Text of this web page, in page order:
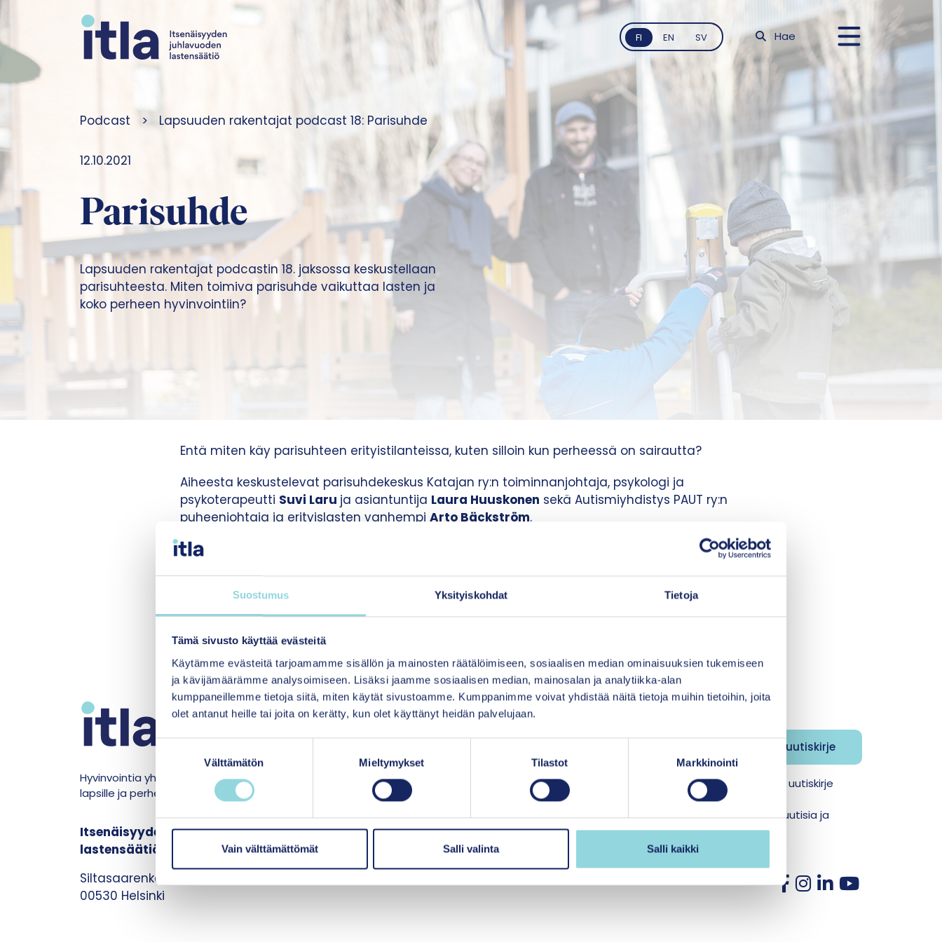
Suostumus Yksityiskohdat Tietoja
Tämä sivusto käyttää evästeitä
Käytämme evästeitä tarjoamamme sisällön ja mainosten räätälöimiseen, sosiaalisen median ominaisuuksien tukemiseen
ja kävijämäärämme analysoimiseen. Lisäksi jaamme sosiaalisen median, mainosalan ja analytiikka-alan
kumppaneillemme tietoja siitä, miten käytät sivustoamme. Kumppanimme voivat yhdistää näitä tietoja muihin tietoihin, joita
olet antanut heille tai joita on kerätty, kun olet käyttänyt heidän palvelujaan.
S
o
s
u
m
k
s
Välttämätön Mieltymykset Tilastot Markkinointi
Vain välttämättömät Salli valinta Salli kaikki
FI EN SV Hae
Podcast > Lapsuuden rakentajat podcast 18: Parisuhde
12.10.2021
Parisuhde
Lapsuuden rakentajat podcastin 18. jaksossa keskustellaan
parisuhteesta. Miten toimiva parisuhde vaikuttaa lasten ja
koko perheen hyvinvointiin?
Entä miten käy parisuhteen erityistilanteissa, kuten silloin kun perheessä on sairautta?
Aiheesta keskustelevat parisuhdekeskus Katajan ry:n toiminnanjohtaja, psykologi ja
psykoterapeutti Suvi Laru ja asiantuntija Laura Huuskonen sekä Autismiyhdistys PAUT ry:n
puheenjohtaja ja erityislasten vanhempi Arto Bäckström.
Jakson on toimittanut
Lapsuuden rakentajat podcastia voit kuunnellaAcastissajaSpotifyssa.
#LapsuudenRakentajat
Hyvinvointia yhdenvertaisesti
lapsille ja perheille
Itsenäisyyden juhlavuoden
lastensäätiö sr.
Siltasaarenkatu 8-10
00530 Helsinki
Medialle
Yhteystiedot ja laskutustiedot
Uusimmat
Tilaa uutiskirjeemme
Uutisia Itlasta Kasvun tuki -aikakauslehden uutiskirje
Uutiskirjeemme tilaajana saat Itlan ajankohtaisia uutisia ja
tapahtumia suoraan sähköpostiisi.